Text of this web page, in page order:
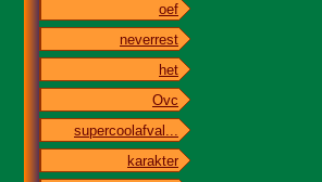
oef
neverrest
het
Ovc
supercoolafval...
karakter